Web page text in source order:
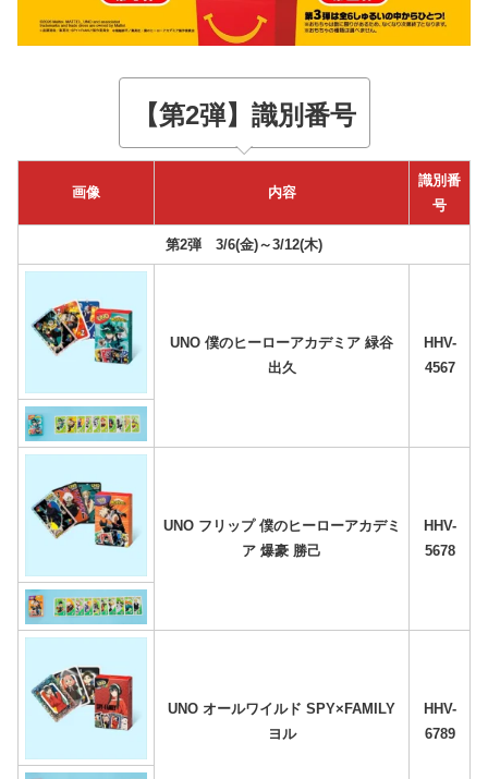
【第2弾】識別番号
画像 内容
識別番
号
第2弾 3/6(金)～3/12(木)
UNO 僕のヒーローアカデミア 緑谷
出久
HHV-
4567
UNO フリップ 僕のヒーローアカデミ
ア 爆豪 勝己
HHV-
5678
UNO オールワイルド SPY×FAMILY
ヨル
HHV-
6789